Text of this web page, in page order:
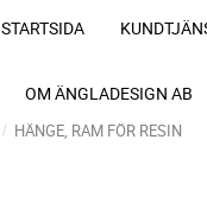
STARTSIDA
OM ÄNGLADESIGN AB
HÄNGE, RAM FÖR RESIN